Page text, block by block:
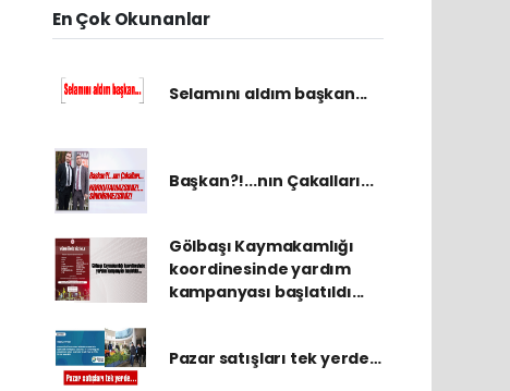
En Çok Okunanlar
Selamını aldım başkan...
Başkan?!...nın Çakalları...
Gölbaşı Kaymakamlığı
koordinesinde yardım
kampanyası başlatıldı...
Pazar satışları tek yerde…